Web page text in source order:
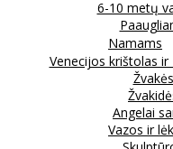
6-10 metų
Namams
Venecijos krištolas
Žvakės
Angelai
Vazos ir